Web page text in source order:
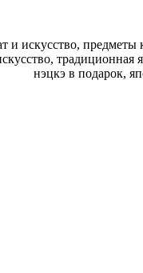
и искусство,
нэцкэ в подарок,